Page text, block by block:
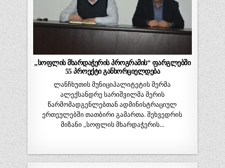
„სოფლის მხარდაჭერის პროგრამის“ ფარგლებში
55 პროექტი განხორციელდება
ლანჩხუთის მუნიციპალიტეტის მერმა
ალექსანდრე სარიშვილმა მერის
წარმომადგენლებთან ადმინისტრაციულ
ერთეულებში თათბირი გამართა. შეხვედრის
მიზანი „სოფლის მხარდაჭერის…